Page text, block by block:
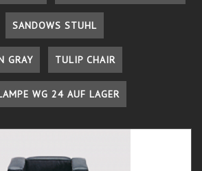
SANDOWS STUHL
GRAY TULIP CHAIR
WG 24 AUF LAGER